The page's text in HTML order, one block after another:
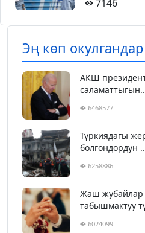
7146
Эң көп окулгандар
АКШ
6468577
Түркиядагы
болгондордун
6258886
Жаш жубайлар
табышмактуу
6024099